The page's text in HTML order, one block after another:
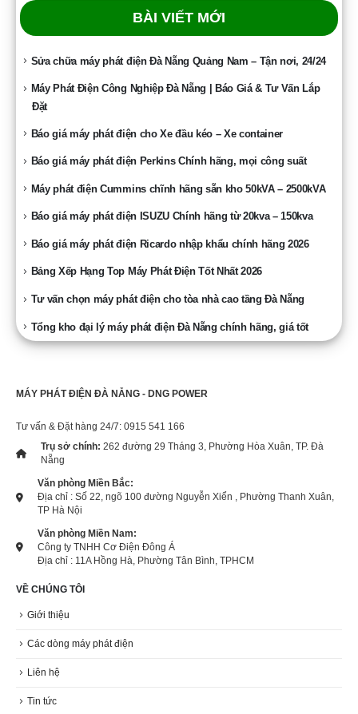
BÀI VIẾT MỚI
Sửa chữa máy phát điện Đà Nẵng Quảng Nam – Tận nơi, 24/24
Máy Phát Điện Công Nghiệp Đà Nẵng | Báo Giá & Tư Vấn Lắp
Đặt
Báo giá máy phát điện cho Xe đầu kéo – Xe container
Báo giá máy phát điện Perkins Chính hãng, mọi công suất
Máy phát điện Cummins chĩnh hãng sẵn kho 50kVA – 2500kVA
Báo giá máy phát điện ISUZU Chính hãng từ 20kva – 150kva
Báo giá máy phát điện Ricardo nhập khẩu chính hãng 2026
Bảng Xếp Hạng Top Máy Phát Điện Tốt Nhất 2026
Tư vấn chọn máy phát điện cho tòa nhà cao tầng Đà Nẵng
Tổng kho đại lý máy phát điện Đà Nẵng chính hãng, giá tốt
MÁY PHÁT ĐIỆN ĐÀ NẴNG - DNG POWER
Tư vấn & Đặt hàng 24/7: 0915 541 166
Trụ sở chính: 262 đường 29 Tháng 3, Phường Hòa Xuân, TP. Đà
Nẵng
Văn phòng Miền Bắc:
Địa chỉ : Số 22, ngõ 100 đường Nguyễn Xiển , Phường Thanh Xuân,
TP Hà Nội
Văn phòng Miền Nam:
Công ty TNHH Cơ Điện Đông Á
Địa chỉ : 11A Hồng Hà, Phường Tân Bình, TPHCM
VỀ CHÚNG TÔI
Giới thiệu
Các dòng máy phát điện
Liên hệ
Tin tức